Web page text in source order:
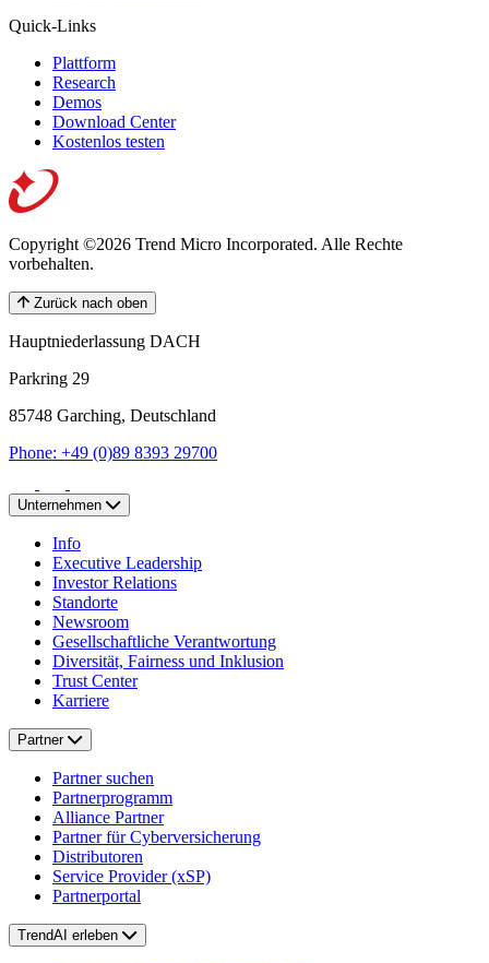
Quick-Links
Plattform
Research
Demos
Download Center
Kostenlos testen
Copyright ©2026 Trend Micro Incorporated. Alle Rechte
vorbehalten.
Zurück nach oben
Hauptniederlassung DACH
Parkring 29
85748 Garching, Deutschland
Phone: +49 (0)89 8393 29700
Unternehmen
Info
Executive Leadership
Investor Relations
Standorte
Newsroom
Gesellschaftliche Verantwortung
Diversität, Fairness und Inklusion
Trust Center
Karriere
Partner
Partner suchen
Partnerprogramm
Alliance Partner
Partner für Cyberversicherung
Distributoren
Service Provider (xSP)
Partnerportal
TrendAI erleben